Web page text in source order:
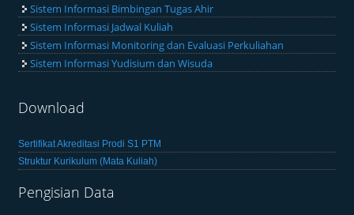
Sistem Informasi Bimbingan Tugas Ahir
Sistem Informasi Jadwal Kuliah
Sistem Informasi Monitoring dan Evaluasi Perkuliahan
Sistem Informasi Yudisium dan Wisuda
Download
Sertifikat Akreditasi Prodi S1 PTM
Struktur Kurikulum (Mata Kuliah)
Pengisian Data